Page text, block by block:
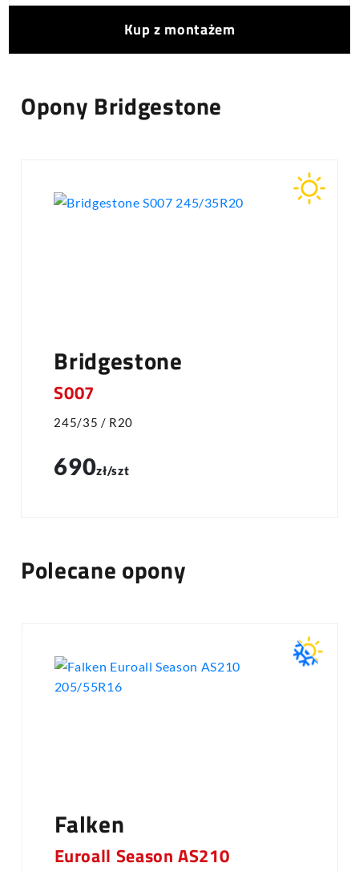
Kup z montażem
Opony Bridgestone
Bridgestone
S007
245/35 / R20
690zł/szt
Polecane opony
Falken
Euroall Season AS210